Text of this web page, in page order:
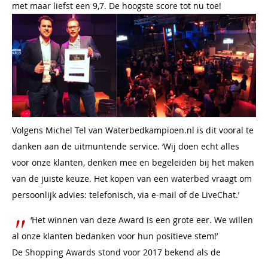
met maar liefst een 9,7. De hoogste score tot nu toe!
Volgens Michel Tel van Waterbedkampioen.nl is dit vooral te
danken aan de uitmuntende service. ‘Wij doen echt alles
voor onze klanten, denken mee en begeleiden bij het maken
van de juiste keuze. Het kopen van een waterbed vraagt om
persoonlijk advies: telefonisch, via e-mail of de LiveChat.’
‘Het winnen van deze Award is een grote eer. We willen
al onze klanten bedanken voor hun positieve stem!’
De Shopping Awards stond voor 2017 bekend als de